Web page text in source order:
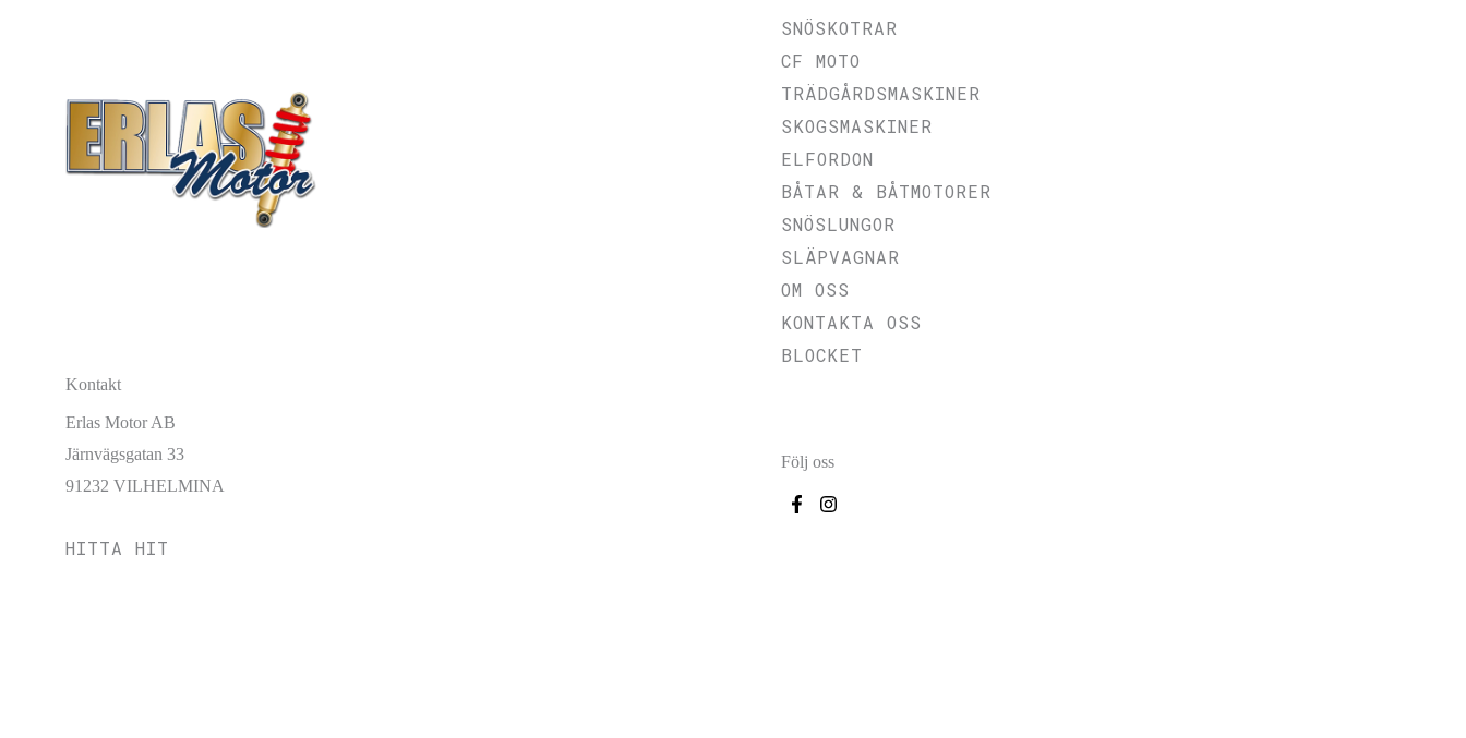
SNÖSKOTRAR
CF MOTO
TRÄDGÅRDSMASKINER
SKOGSMASKINER
ELFORDON
BÅTAR & BÅTMOTORER
SNÖSLUNGOR
SLÄPVAGNAR
OM OSS
KONTAKTA OSS
BLOCKET
Kontakt
Erlas Motor AB
Järnvägsgatan 33
91232 VILHELMINA
HITTA HIT
Följ oss